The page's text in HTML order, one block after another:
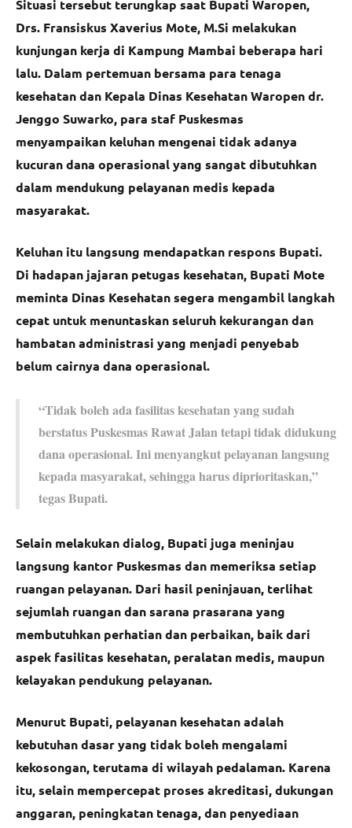
Situasi tersebut terungkap saat Bupati Waropen,
Drs. Fransiskus Xaverius Mote, M.Si melakukan
kunjungan kerja di Kampung Mambai beberapa hari
lalu. Dalam pertemuan bersama para tenaga
kesehatan dan Kepala Dinas Kesehatan Waropen dr.
Jenggo Suwarko, para staf Puskesmas
menyampaikan keluhan mengenai tidak adanya
kucuran dana operasional yang sangat dibutuhkan
dalam mendukung pelayanan medis kepada
masyarakat.
Keluhan itu langsung mendapatkan respons Bupati.
Di hadapan jajaran petugas kesehatan, Bupati Mote
meminta Dinas Kesehatan segera mengambil langkah
cepat untuk menuntaskan seluruh kekurangan dan
hambatan administrasi yang menjadi penyebab
belum cairnya dana operasional.
“Tidak boleh ada fasilitas kesehatan yang sudah
berstatus Puskesmas Rawat Jalan tetapi tidak didukung
dana operasional. Ini menyangkut pelayanan langsung
kepada masyarakat, sehingga harus diprioritaskan,”
tegas Bupati.
Selain melakukan dialog, Bupati juga meninjau
langsung kantor Puskesmas dan memeriksa setiap
ruangan pelayanan. Dari hasil peninjauan, terlihat
sejumlah ruangan dan sarana prasarana yang
membutuhkan perhatian dan perbaikan, baik dari
aspek fasilitas kesehatan, peralatan medis, maupun
kelayakan pendukung pelayanan.
Menurut Bupati, pelayanan kesehatan adalah
kebutuhan dasar yang tidak boleh mengalami
kekosongan, terutama di wilayah pedalaman. Karena
itu, selain mempercepat proses akreditasi, dukungan
anggaran, peningkatan tenaga, dan penyediaan